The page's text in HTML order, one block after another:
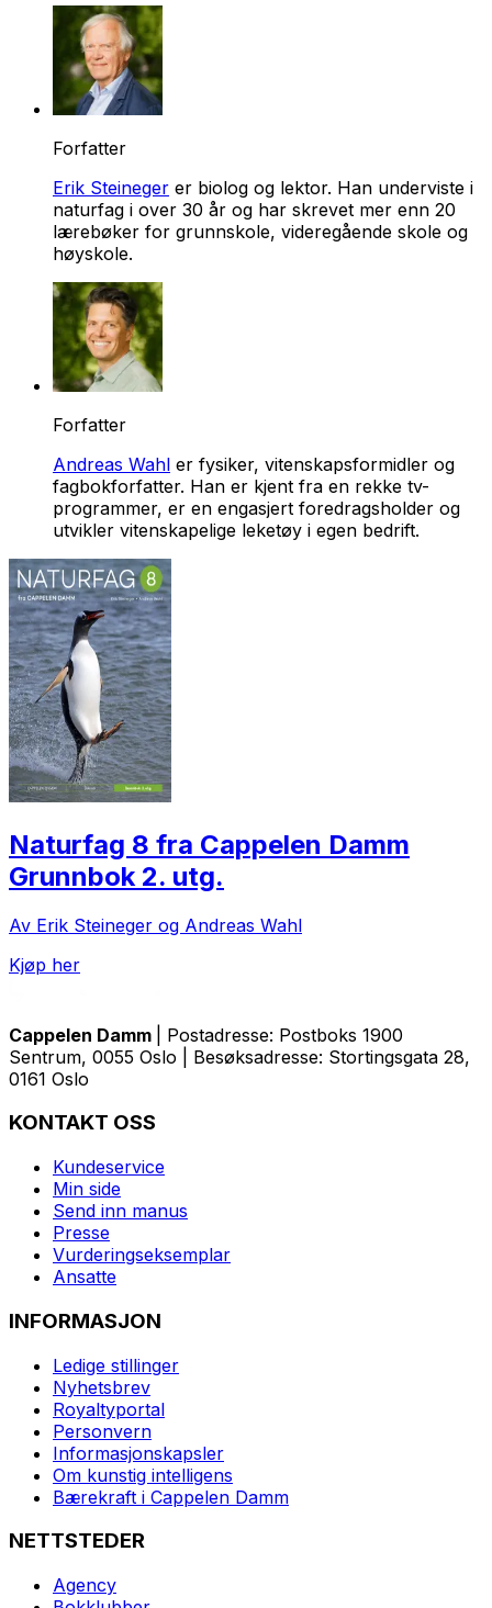
Forfatter
Erik Steineger er biolog og lektor. Han underviste i
naturfag i over 30 år og har skrevet mer enn 20
lærebøker for grunnskole, videregående skole og
høyskole.
Forfatter
Andreas Wahl er fysiker, vitenskapsformidler og
fagbokforfatter. Han er kjent fra en rekke tv-
programmer, er en engasjert foredragsholder og
utvikler vitenskapelige leketøy i egen bedrift.
Naturfag 8 fra Cappelen Damm
Grunnbok 2. utg.
Av Erik Steineger og Andreas Wahl
Kjøp her
Cappelen Damm
| Postadresse: Postboks 1900
Sentrum, 0055 Oslo | Besøksadresse: Stortingsgata 28,
0161 Oslo
KONTAKT OSS
Kundeservice
Min side
Send inn manus
Presse
Vurderingseksemplar
Ansatte
INFORMASJON
Ledige stillinger
Nyhetsbrev
Royaltyportal
Personvern
Informasjonskapsler
Om kunstig intelligens
Bærekraft i Cappelen Damm
NETTSTEDER
Agency